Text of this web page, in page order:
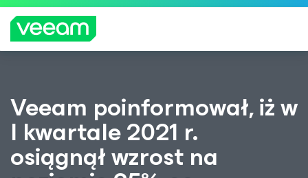
dotyczy aktualizacja treści CrowdStrike
WIĘCEJ
INFORMA
CJI
Veeam poinformował, iż w
I kwartale 2021 r.
osiągnął wzrost na